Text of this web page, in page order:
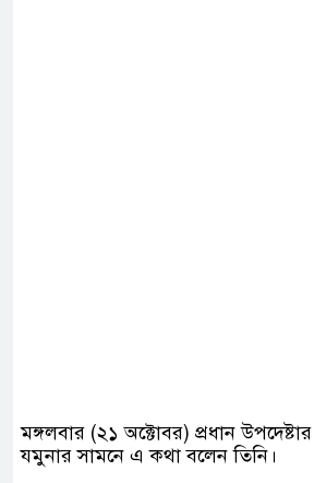
মঙ্গলবার (২১ অক্টোবর) প্রধান
যমুনার সামনে এ কথা বলেন তিনি।